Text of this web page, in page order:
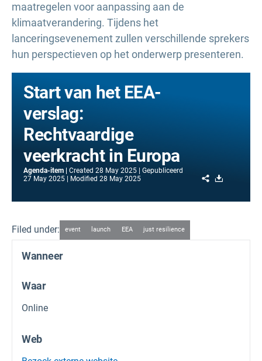
maatregelen voor aanpassing aan de
klimaatverandering. Tijdens het
lanceringsevenement zullen verschillende sprekers
hun perspectieven op het onderwerp presenteren.
Start van het EEA-
verslag:
Rechtvaardige
veerkracht in Europa
Agenda-item Created 28 May 2025
Gepubliceerd
27 May 2025
Modified 28 May 2025 Share
Filed under: event launch EEA just resilience
Wanneer
Waar
Online
Web